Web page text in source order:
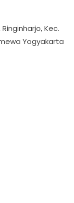
Kec.
Yogyakarta